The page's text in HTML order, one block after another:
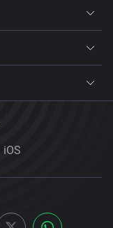
iOS